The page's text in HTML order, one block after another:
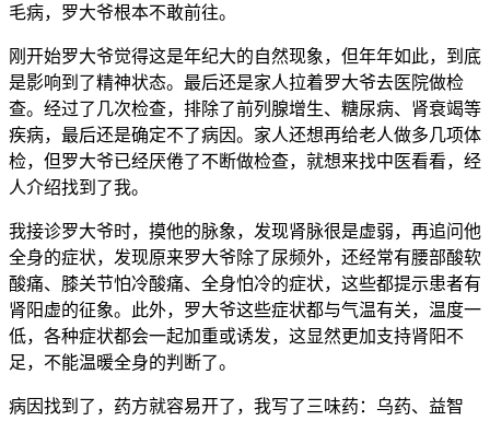
毛病，罗大爷根本不敢前往。
刚开始罗大爷觉得这是年纪大的自然现象，但年年如此，到底
是影响到了精神状态。最后还是家人拉着罗大爷去医院做检
查。经过了几次检查，排除了前列腺增生、糖尿病、肾衰竭等
疾病，最后还是确定不了病因。家人还想再给老人做多几项体
检，但罗大爷已经厌倦了不断做检查，就想来找中医看看，经
人介绍找到了我。
我接诊罗大爷时，摸他的脉象，发现肾脉很是虚弱，再追问他
全身的症状，发现原来罗大爷除了尿频外，还经常有腰部酸软
酸痛、膝关节怕冷酸痛、全身怕冷的症状，这些都提示患者有
肾阳虚的征象。此外，罗大爷这些症状都与气温有关，温度一
低，各种症状都会一起加重或诱发，这显然更加支持肾阳不
足，不能温暖全身的判断了。
病因找到了，药方就容易开了，我写了三味药：乌药、益智